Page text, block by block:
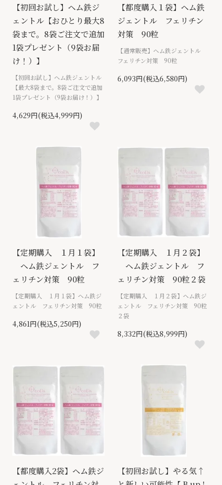
【初回お試し】ヘム鉄ジ
ェントル【おひとり最大8
袋まで。8袋ご注文で追加
1袋プレゼント（9袋お届
け！）】
【初回お試し】ヘム鉄ジェントル
【最大8袋まで。8袋ご注文で追加
1袋プレゼント（9袋お届け！）】
4,629円(税込4,999円)
【都度購入１袋】ヘム鉄
ジェントル フェリチン
対策 90粒
【通常販売】ヘム鉄ジェントル
フェリチン対策 90粒
6,093円(税込6,580円)
【定期購入 １月１袋】
ヘム鉄ジェントル フ
ェリチン対策 90粒
【定期購入 １月１袋】ヘム鉄ジ
ェントル フェリチン対策 90粒
4,861円(税込5,250円)
【定期購入 １月２袋】
ヘム鉄ジェントル フ
ェリチン対策 90粒２袋
【定期購入 １月２袋】ヘム鉄ジ
ェントル フェリチン対策 90粒
２袋
8,332円(税込8,999円)
【都度購入2袋】ヘム鉄ジ
【初回お試し】やる気↑